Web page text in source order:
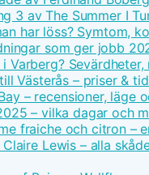
3 av The Summer I
har löss? Symtom,
som ger jobb
Varberg? Sevärdheter,
Västerås – priser &
– recensioner, läge
– vilka dagar och
fraiche och citron –
Lewis – alla